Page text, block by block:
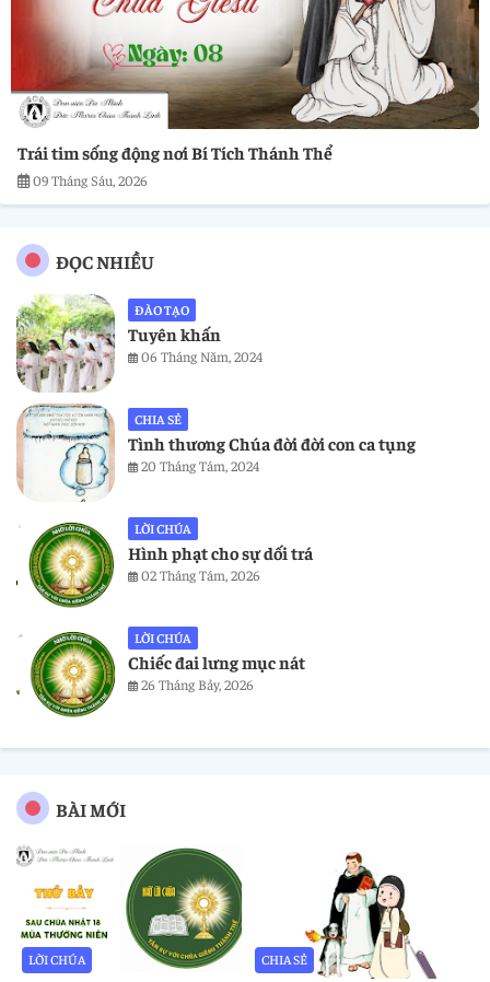
Trái tim sống động nơi Bí Tích Thánh Thể
09 Tháng Sáu, 2026
ĐỌC NHIỀU
ĐÀO TẠO
Tuyên khấn
06 Tháng Năm, 2024
CHIA SẺ
Tình thương Chúa đời đời con ca tụng
20 Tháng Tám, 2024
LỜI CHÚA
Hình phạt cho sự dối trá
02 Tháng Tám, 2026
LỜI CHÚA
Chiếc đai lưng mục nát
26 Tháng Bảy, 2026
BÀI MỚI
LỜI CHÚA CHIA SẺ